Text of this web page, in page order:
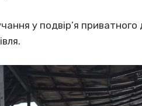
у подвір’я